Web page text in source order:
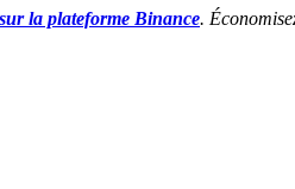
la plateforme Binance.